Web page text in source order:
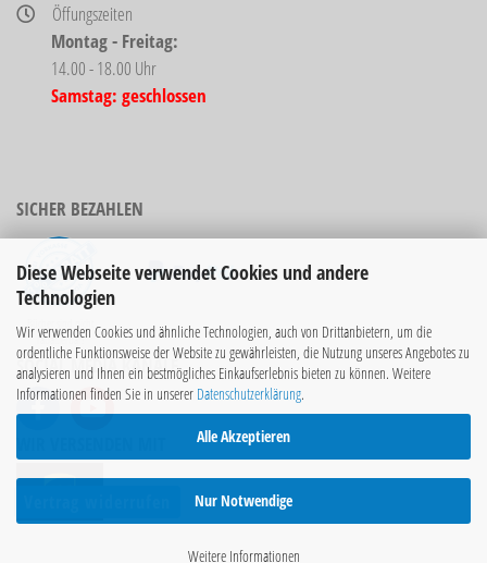
Diese Webseite verwendet Cookies und andere
Technologien
Wir verwenden Cookies und ähnliche Technologien, auch von Drittanbietern, um die
ordentliche Funktionsweise der Website zu gewährleisten, die Nutzung unseres Angebotes zu
analysieren und Ihnen ein bestmögliches Einkaufserlebnis bieten zu können. Weitere
Informationen finden Sie in unserer Datenschutzerklärung.
Alle Akzeptieren
Nur Notwendige
Weitere Informationen
Öffungszeiten
Montag - Freitag:
14.00 - 18.00 Uhr
Samstag: geschlossen
SICHER BEZAHLEN
Bücher sind nicht
rabattierbar!
SOCIAL MEDIA KANÄLE